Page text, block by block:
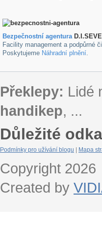
Bezpečnostní agentura
Facility management a podpůrné
Poskytujeme Náhradní plnění.
Překlepy: Lidé
handikep, ...
Důležité
Podmínky pro užívání blogu Mapa
Copyright 2026
Created by